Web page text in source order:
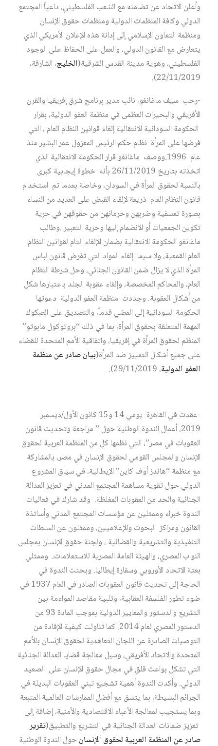
وأعلن الاتحاد عن تضامنه مع الشعب الفلسطيني، داعياً المجتمع
الدولي وكافة المنظمات الدولية ومنظمات حقوق الإنسان
ومنظمة التعاون الإسلامي إلى إدانة هذه الإعلان الأمريكي الذي
يتعارض مع القانون الدولي، والعمل على الحفاظ على الوجود
الفلسطيني، وهوية مدينة القدس الشرقية(الخليج، الشارقة،
22/11/2019).
-رحب سيف ماغانغو، نائب مدير برنامج شرق إفريقيا والقرن
الأفريقي والبحيرات العظمى في منظمة العفو الدولية، بقرار
الحكومة السودانية الانتقالية إلغاء قوانين النظام العام ، التي
فرضها على المرأة نظام حكم الرئيس المعزول عمر البشير منذ
عام 1996.ووصف ماغانغو قرار الحكومة الانتقالية الذي
اتخذته بتاريخ 26/11/2019 بأنه خطوة إيجابية كبرى
بالنسبة لحقوق المرأة في السودان، وخاصة بعدما تم استخدام
قانون النظام العام ذريعة لإلقاء القبض على العديد من النساء
بصورة تعسفية وضربهن وحرمانهن من حقوقهن في حرية
تكوين الجمعيات أو الانضمام إليها وحرية التعبير .وطالب
ماغانغو الحكومة الانتقالية بضمان الإلغاء التام لقوانين النظام
العام القمعية، ولا سيما إلغاء المواد التي تفرض قانون لباس
المرأة الذي لا يزال ضمن القانون الجنائي، وحل شرطة النظام
العام، والمحاكم المخصصة، وإلغاء عقوبة الجلد باعتبارها شكل
من أشكال العقوبة. وجددت منظمة العفو الدولية دعوتها
الحكومة السودانية إلى المضي قدماً، والتصديق على الصكوك
المهمة المتعلقة بحقوق المرأة، بما في ذلك “بروتوكول مابوتو”
المنظم لحقوق المرأة في إفريقيا، واتفاقية الأمم المتحدة للقضاء
على جميع أشكال التمييز ضد المرأة(بيان صادر عن منظمة
العفو الدولية، 29/11/2019).
-عقدت في القاهرة يومي 14 و15 كانون الأول/ديسمبر
2019، أعمال الندوة الوطنية حول ” مراجعة وتحديث قانون
العقوبات في مصر”، التي نظمها كل من المنظمة العربية لحقوق
الإنسان والمجلس القومي لحقوق الإنسان في مصر، بالمشاركة
مع منظمة “هاندز أوف كاين” الإيطالية، في سياق المشروع
الدولي حول تقوية مساهمة المجتمع المدني في تعزيز العدالة
الجنائية والحد من العقوبات المغلظة. وقد شارك في فعاليات
الندوة خبراء وممثلين عن مؤسسات المجتمع المدني وأساتذة
القانون ومراكز البحوث والإعلاميين، وممثلون عن السلطات
التنفيذية والتشريعية والقضائية ، ولجنة حقوق الإنسان بمجلس
النواب المصري، والهيئة العامة المصرية للاستعلامات، وممثلي
بعثة الاتحاد الأوروبي وسفارة إيطاليا. وبحثت الندوة في
الحاجة إلى تحديث قانون العقوبات الصادر في العام 1937 في
ضوء تطور الفلسفة العقابية، وتلبية مقاصد المواءمة بين
التشريع والدستور والمعايير الدولية بموجب المادة 93 من
الدستور المصري لعام 2014. كما تناولت كيفية الإفادة من
التوصيات الصادرة عن اللجان التعاهدية لحقوق الإنسان بالأمم
المتحدة والاتحاد الأفريقي، وسبل معالجة قضايا العدالة الجنائية
التي تشكل بواعث قلق في مجال حقوق الإنسان على الصعيد
الدولي. وأكدت الندوة أهمية تشجيع تبني العقوبات البديلة في
الجرائم البسيطة، بما يتسق مع أفضل الممارسات العالمية المتبعة
وبما يستجيب لمعالجة الأعباء الاقتصادية والأمنية، إضافة إلى
تعزيز ضمانات العدالة الجنائية في التشريع والتطبيق(تقرير
صادر عن المنظمة العربية لحقوق الإنسانحول الندوة الوطنية